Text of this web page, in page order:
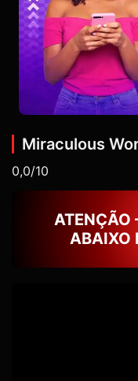
Miraculous
0,0/10
ATENÇÃO
ABAIXO